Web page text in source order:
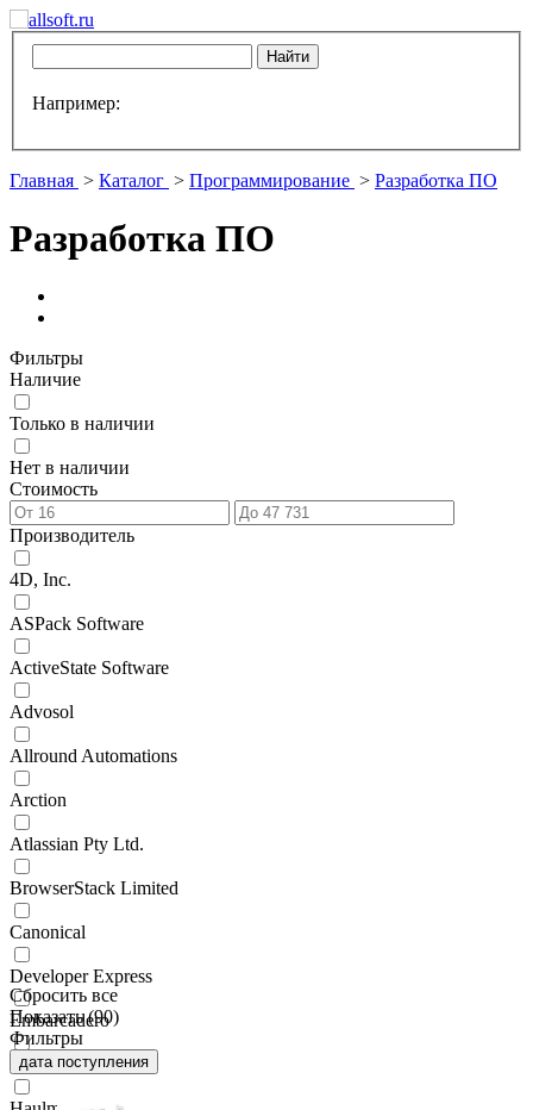
Например:
Главная > Каталог > Программирование > Разработка ПО
Разработка ПО
Фильтры
Наличие
Только в наличии
Нет в наличии
Стоимость
Производитель
4D, Inc.
ASPack Software
ActiveState Software
Advosol
Allround Automations
Arction
Atlassian Pty Ltd.
BrowserStack Limited
Canonical
Developer Express
Embarcadero
Froglogic
Сбросить все
Показать (90)
Фильтры
дата поступления